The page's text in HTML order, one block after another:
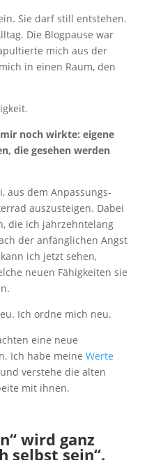
Sie darf still entstehen.
Die Blogpause war
mich aus der
in einen Raum, den
noch wirkte: eigene
die gesehen werden
aus dem Anpassungs-
auszusteigen. Dabei
die ich jahrzehntelang
der anfänglichen Angst
ich jetzt sehen,
neuen Fähigkeiten sie
Ich ordne mich neu.
eine neue
Ich habe meine Werte
verstehe die alten
mit ihnen.
wird ganz
selbst sein“.